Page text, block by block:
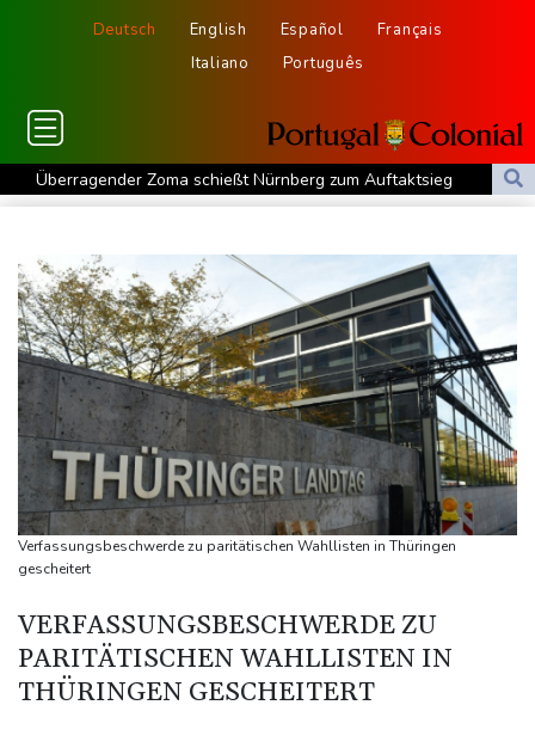
Deutsch English Español
Français
Italiano
Português
Überragender Zoma schießt Nürnberg zum Auftaktsieg
St. Pauli verpasst Auftaktsieg bei Rapp-Debüt
Ostchina auf Land getroffen
Nächster Dreifachsieg für Aprilia - Fernández triumphiert
Verkehrsminister Bilger will Boni von Bahnmanagern an Ziele
knüpfen
Bericht: Trotz Sanierung nur jeder vierte Zug zwischen Hamburg
und Berlin pünktlich
FC Bayern: Kompany setzt auf Musiala
Waldbrände in Kanada: Notstand in Provinz British Columbia
ausgerufen
in Köln
Im EM-Becken: Berkhahn sieht "nicht viele Medaillenchancen"
Verfassungsbeschwerde zu paritätischen Wahllisten in Thüringen
gescheitert
VERFASSUNGSBESCHWERDE ZU
PARITÄTISCHEN WAHLLISTEN IN
THÜRINGEN GESCHEITERT